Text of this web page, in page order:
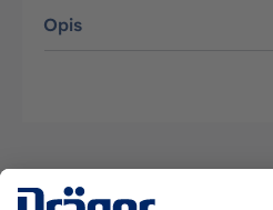
Opis